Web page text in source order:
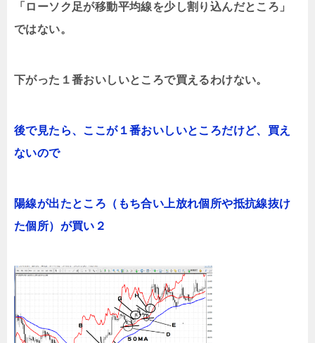
「ローソク足が移動平均線を少し割り込んだところ」
ではない。
下がった１番おいしいところで買えるわけない。
後で見たら、ここが１番おいしいところだけど、買え
ないので
陽線が出たところ（もち合い上放れ個所や抵抗線抜け
た個所）が買い２